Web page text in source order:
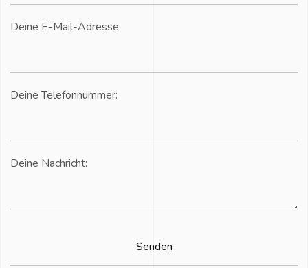
Deine E-Mail-Adresse:
Deine Telefonnummer:
Deine Nachricht: